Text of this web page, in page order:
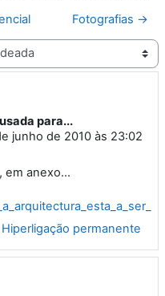
Fotografias →
para...
junho de 2010 às 23:02
em anexo...
Hiperligação permanente